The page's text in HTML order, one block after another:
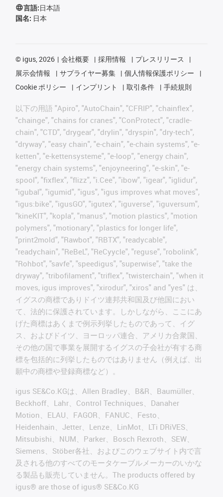
言語:日本語
国名: 日本
© igus, 2026 会社概要 採用情報
プレスリリース
展示会情報
サプライヤー募集
個人情報保護ポリシー
Cookie ポリシー
インプリント 取引条件 手続規則
以下の用語 "Apiro", "AutoChain", "CFRIP", "chainflex",
"chainge", "chains for cranes", "ConProtect", "cradle-
chain", "CTD", "drygear", "drylin", "dryspin", "dry-tech",
"dryway", "easy chain", "e-chain", "e-chain systems", "e-
ketten", "e-kettensysteme", "e-loop", "energy chain",
"energy chain systems", "enjoyneering", "e-skin", "e-
spool", "fixflex", "flizz", "i.Cee", "ibow", "igear", "iglidur",
"igubal", "igumid", "igus", "igus improves what moves",
"igus:bike", "igusGO", "igutex", "iguverse", "iguversum",
"kineKIT", "kopla", "manus", "motion plastics", "motion
polymers", "motionary", "plastics for longer life",
"print2mold", "Rawbot", "RBTX", "readycable",
"readychain", "ReBeL", "ReCyycle", "reguse", "robolink",
"Rohbot", "savfe", "speedigus", "superwise", "take the
dryway", "tribofilament", "triflex", "twisterchain", "when it
moves, igus improves", "xirodur", "xiros" and "yes" は、
イグスの商標でありドイツ連邦共和国及び他国におい
て、法的に保護されています。しかしながら、ここにあ
げた商標はあくまで例示列挙したものであって、イグ
ス、およびドイツ、ヨーロッパ連合、アメリカ合衆国、
その他の国で事業を展開するイグスの子会社が有する商
標を包括的に列挙したものではありません（例えば、出
願中の商標や登録商標など）。
igus SE&Co.KGは、Allen Bradley、B&R、Baumüller、
Beckhoff、Lahr、Control Techniques、Danaher
Motion、ELAU、FAGOR、FANUC、Festo、
Heidenhain、Jetter、Lenze、LinMot、LTi DRiVES、
Mitsubishi、NUM、Parker、Bosch Rexroth、SEW、
Siemens、Stöber各社、およびこのウェブサイト内で言
及される他のすべてのモータケーブルメーカーのいかな
る製品も販売していません。The products offered by
igus® are those of igus® SE&Co.KG